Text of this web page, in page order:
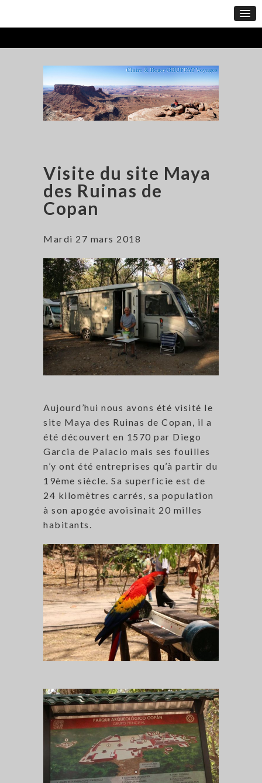
Visite du site Maya
des Ruinas de
Copan
Mardi 27 mars 2018
Aujourd’hui nous avons été visité le
site Maya des Ruinas de Copan, il a
été découvert en 1570 par Diego
Garcia de Palacio mais ses fouilles
n’y ont été entreprises qu’à partir du
19ème siècle. Sa superficie est de
24 kilomètres carrés, sa population
à son apogée avoisinait 20 milles
habitants.